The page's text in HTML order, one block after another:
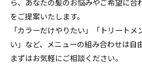
ら、あなたの髪のお悩みやご希望に合
をご提案いたします。
「カラーだけやりたい」「トリートメ
い」など、メニューの組み合わせは自
まずはお気軽にご相談ください。